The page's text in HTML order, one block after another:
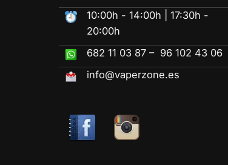
10:00h - 14:00h | 17:30h -
20:00h
682 11 03 87 – 96 102 43 06
info@vaperzone.es